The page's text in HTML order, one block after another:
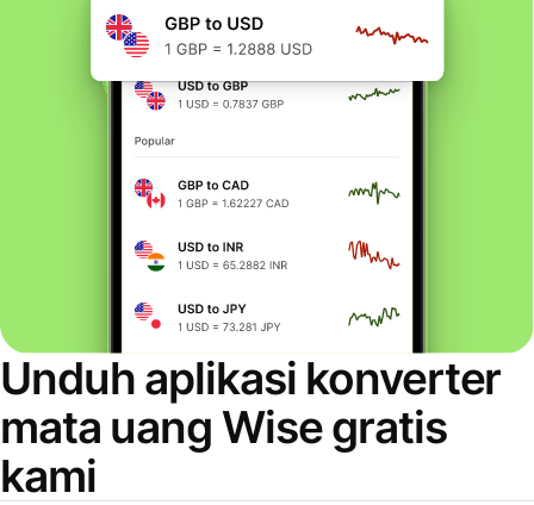
Unduh aplikasi konverter
mata uang Wise gratis
kami